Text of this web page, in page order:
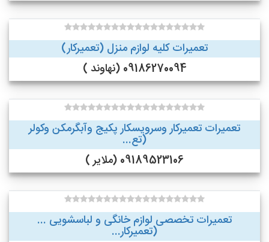
تعمیرات کلیه لوازم منزل (تعمیرکار)
09186270094 (نهاوند )
تعمیرات تعمیرکار وسرویسکار پکیج وآبگرمکن وکولر
(تع...
09189523106 (ملایر )
تعمیرات تخصصی لوازم خانگی و لباسشویی ...
(تعمیرکار...